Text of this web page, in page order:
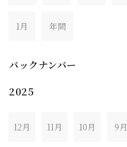
1月 年間
バックナンバー
2025
12月 11月 10月 9月